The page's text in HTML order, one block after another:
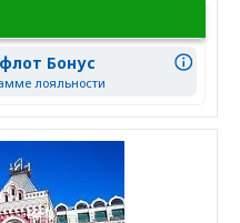
Бонус
лояльности